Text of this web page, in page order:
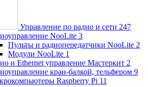
Управление по радио и сети 247
NooLite 3
Пульты и радиопередатчики NooLite 2
Модули NooLite 1
и Ethernet управление Мастеркит 2
кран-балкой, тельфером 9
Raspberry Pi 11